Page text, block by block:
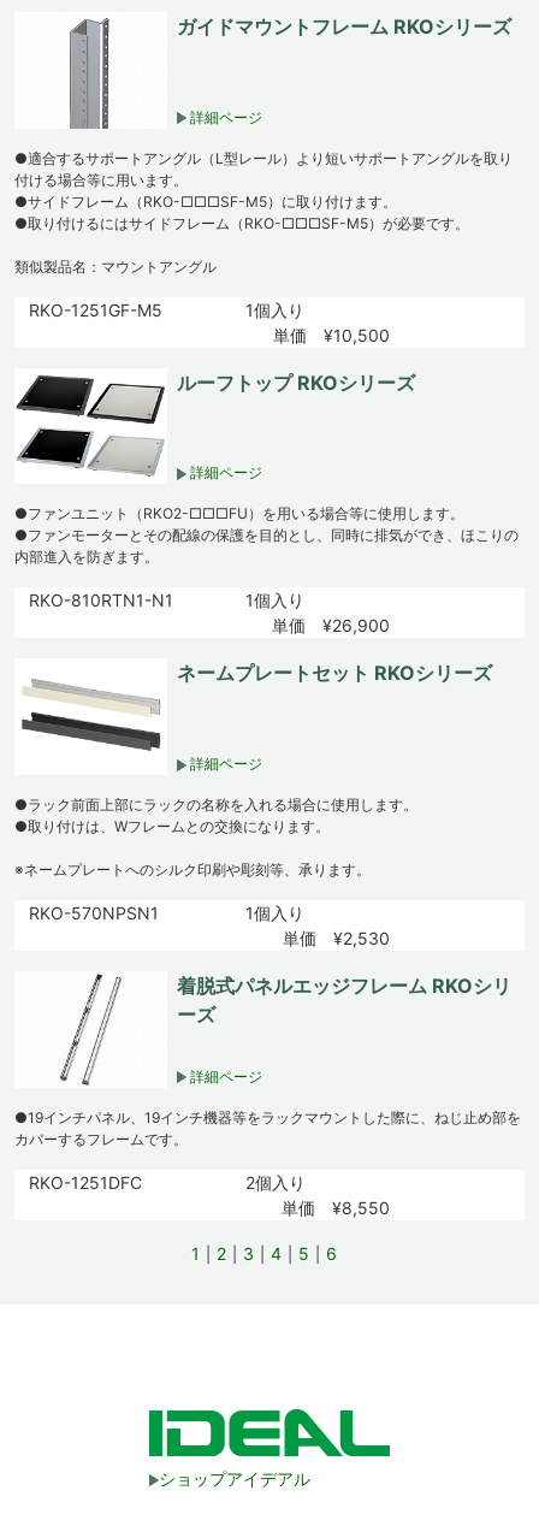
ガイドマウントフレーム RKOシリーズ
詳細ページ
●適合するサポートアングル（L型レール）より短いサポートアングルを取り
付ける場合等に用います。
●サイドフレーム（RKO-□□□SF-M5）に取り付けます。
●取り付けるにはサイドフレーム（RKO-□□□SF-M5）が必要です。
類似製品名：マウントアングル
RKO-1251GF-M5
1個入り
単価 ¥10,500
ルーフトップ RKOシリーズ
詳細ページ
●ファンユニット（RKO2-□□□FU）を用いる場合等に使用します。
●ファンモーターとその配線の保護を目的とし、同時に排気ができ、ほこりの
内部進入を防ぎます。
RKO-810RTN1-N1
1個入り
単価 ¥26,900
ネームプレートセット RKOシリーズ
詳細ページ
●ラック前面上部にラックの名称を入れる場合に使用します。
●取り付けは、Wフレームとの交換になります。
※ネームプレートへのシルク印刷や彫刻等、承ります。
RKO-570NPSN1
1個入り
単価 ¥2,530
着脱式パネルエッジフレーム RKOシリ
ーズ
詳細ページ
●19インチパネル、19インチ機器等をラックマウントした際に、ねじ止め部を
カバーするフレームです。
RKO-1251DFC
2個入り
単価 ¥8,550
1 2 3 4 5 6
ショップアイデアル